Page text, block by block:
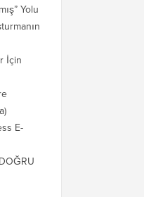
Yolu
İçin
E-